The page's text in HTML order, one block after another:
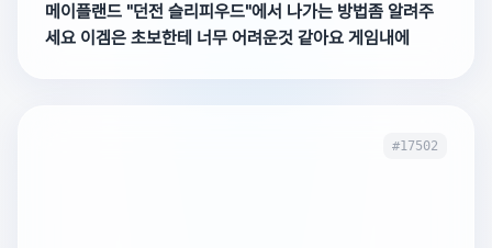
메이플랜드 "던전 슬리피우드"에서 나가는 방법좀 알려주
세요 이겜은 초보한테 너무 어려운것 같아요 게임내에
#17502